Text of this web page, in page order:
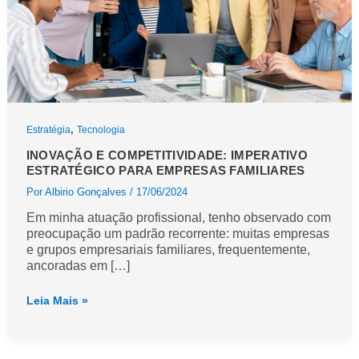
Estratégia, Tecnologia
INOVAÇÃO E COMPETITIVIDADE: IMPERATIVO
ESTRATÉGICO PARA EMPRESAS FAMILIARES
PorAlbirio Gonçalves / 17/06/2024
Em minha atuação profissional, tenho observado com
preocupação um padrão recorrente: muitas empresas
e grupos empresariais familiares, frequentemente,
ancoradas em […]
Inovação
Leia Mais »